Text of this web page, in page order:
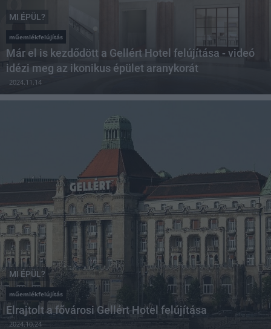
MI ÉPÜL?
műemlékfelújítás
Már el is kezdődött a Gellért Hotel felújítása - videó
idézi meg az ikonikus épület aranykorát
2024.11.14
MI ÉPÜL?
műemlékfelújítás
Elrajtolt a fővárosi Gellért Hotel felújítása
2024.10.24